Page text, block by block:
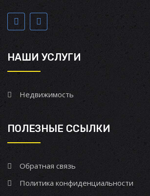
НАШИ УСЛУГИ
Недвижимость
ПОЛЕЗНЫЕ ССЫЛКИ
Обратная связь
Политика конфиденциальности